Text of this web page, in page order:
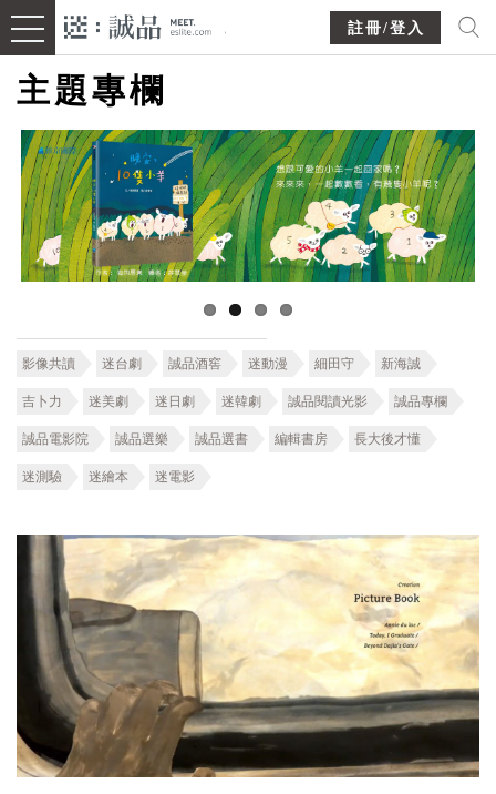
註冊/登入
主題專欄
影像共讀 迷台劇 誠品酒窖 迷動漫 細田守 新海誠
吉卜力 迷美劇 迷日劇 迷韓劇 誠品閱讀光影 誠品專欄
誠品電影院 誠品選樂 誠品選書 編輯書房 長大後才懂
迷測驗 迷繪本 迷電影